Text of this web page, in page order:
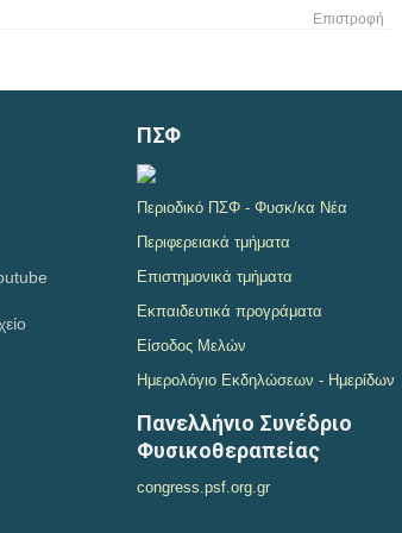
Επιστροφή
ΠΣΦ
Περιοδικό ΠΣΦ - Φυσκ/κα Νέα
Περιφερειακά τμήματα
Επιστημονικά τμήματα
Εκπαιδευτικά προγράματα
Είσοδος Μελών
Ημερολόγιο Εκδηλώσεων - Ημερίδων
Πανελλήνιο Συνέδριο
Φυσικοθεραπείας
congress.psf.org.gr